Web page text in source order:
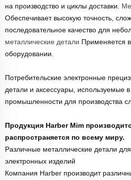
на производство и циклы доставки.
Обеспечивает высокую точность,
последовательное качество для
металлические детали Применяется
оборудовании.
Потребительские электронные
детали и аксессуары, используемые
промышленности для производства
Продукция Harber Mim
распространяется по всему миру.
Различные металлические детали
электронных изделий
Компания Harber производит